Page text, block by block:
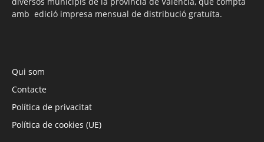
amb edició impresa mensual de distribució gratuïta.
Qui som
Contacte
Política de privacitat
Política de cookies (UE)